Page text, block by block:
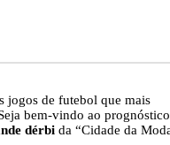
jogos de futebol que mais
bem-vindo ao
dérbi da “Cidade da